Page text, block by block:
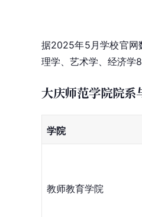
据2025年5月学校官网
理学、艺术学、经济学
大庆师范学院院系
学院
教师教育学院